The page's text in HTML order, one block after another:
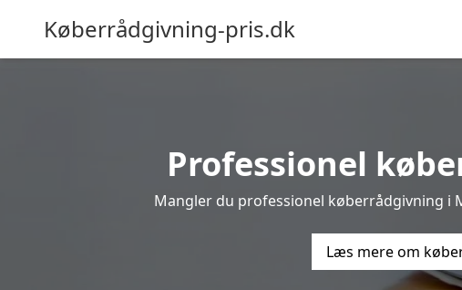
Køberrådgivning-pris.dk
Professionel
Mangler du professionel køberrådgivning i
Læs mere om